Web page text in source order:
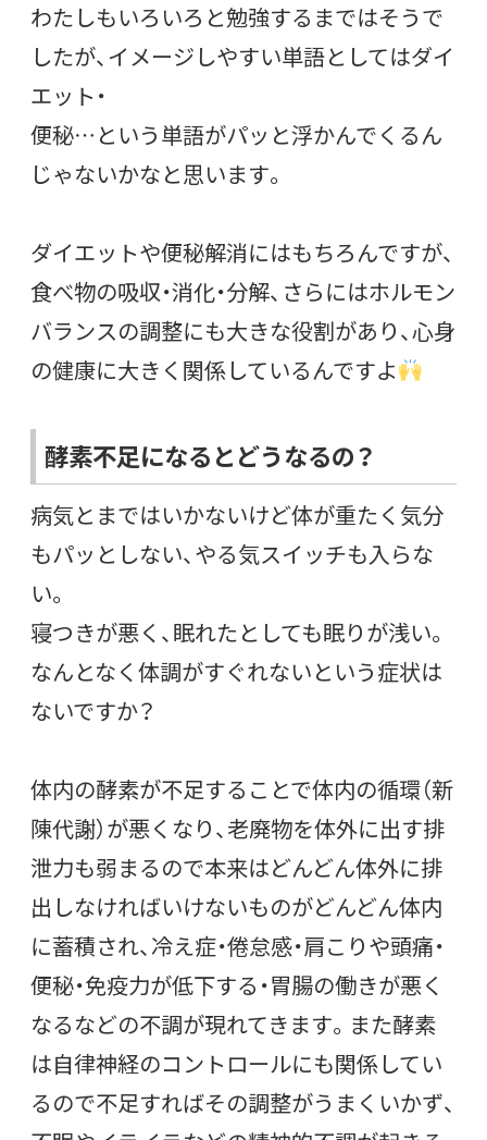
わたしもいろいろと勉強するまではそうで
したが、イメージしやすい単語としてはダイ
エット・
便秘…という単語がパッと浮かんでくるん
じゃないかなと思います。
ダイエットや便秘解消にはもちろんですが、
食べ物の吸収・消化・分解、さらにはホルモン
バランスの調整にも大きな役割があり、心身
の健康に大きく関係しているんですよ
酵素不足になるとどうなるの？
病気とまではいかないけど体が重たく気分
もパッとしない、やる気スイッチも入らな
い。
寝つきが悪く、眠れたとしても眠りが浅い。
なんとなく体調がすぐれないという症状は
ないですか？
体内の酵素が不足することで体内の循環（新
陳代謝）が悪くなり、老廃物を体外に出す排
泄力も弱まるので本来はどんどん体外に排
出しなければいけないものがどんどん体内
に蓄積され、冷え症・倦怠感・肩こりや頭痛・
便秘・免疫力が低下する・胃腸の働きが悪く
なるなどの不調が現れてきます。また酵素
は自律神経のコントロールにも関係してい
るので不足すればその調整がうまくいかず、